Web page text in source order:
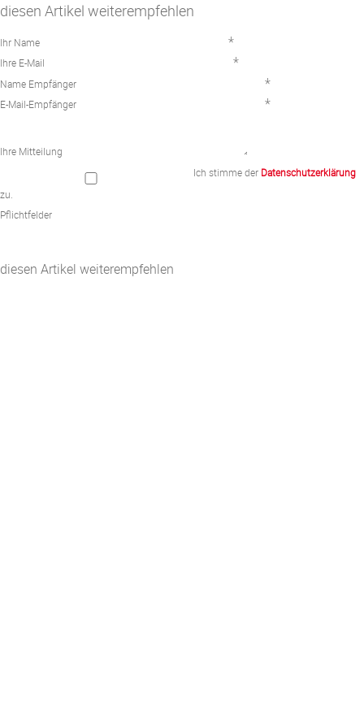
diesen Artikel weiterempfehlen
Ihr Name *
Ihre E-Mail *
Name Empfänger *
E-Mail-Empfänger *
Ihre Mitteilung
Ich stimme der Datenschutzerklärung
zu.
Pflichtfelder
diesen Artikel weiterempfehlen